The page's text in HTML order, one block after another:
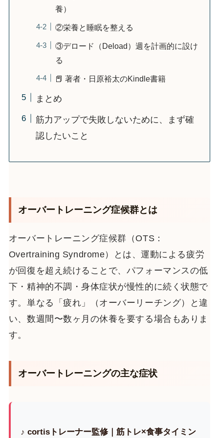
養）
②栄養と睡眠を整える
③デロード（Deload）週を計画的に設け
る
📕 著者・日原裕太のKindle書籍
まとめ
筋力アップで失敗しないために、まず確
認したいこと
オーバートレーニング症候群とは
オーバートレーニング症候群（OTS：
Overtraining Syndrome）とは、運動による疲労
が回復を超え続けることで、パフォーマンスの低
下・精神的不調・身体症状が慢性的に続く状態で
す。単なる「疲れ」（オーバーリーチング）と違
い、数週間〜数ヶ月の休養を要する場合もありま
す。
オーバートレーニングの主な症状
♪ cortisトレーナー監修｜筋トレ×食事タイミン